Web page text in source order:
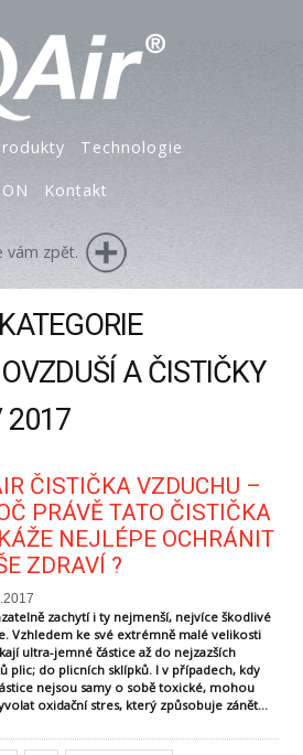
Technologie
Kontakt
vám zpět.
A ČISTIČKY
2017
ČISTIČKA VZDUCHU –
PRÁVĚ TATO ČISTIČKA
NEJLÉPE OCHRÁNIT
ZDRAVÍ ?
zachytí i ty nejmenší, nejvíce škodlivé
Vzhledem ke své extrémně malé velikosti
ultra-jemné částice až do nejzazších
plic; do plicních sklípků. I v případech, kdy
nejsou samy o sobě toxické, mohou
oxidační stres, který způsobuje zánět...